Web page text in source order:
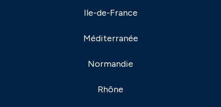
Ile-de-France
Méditerranée
Normandie
Rhône